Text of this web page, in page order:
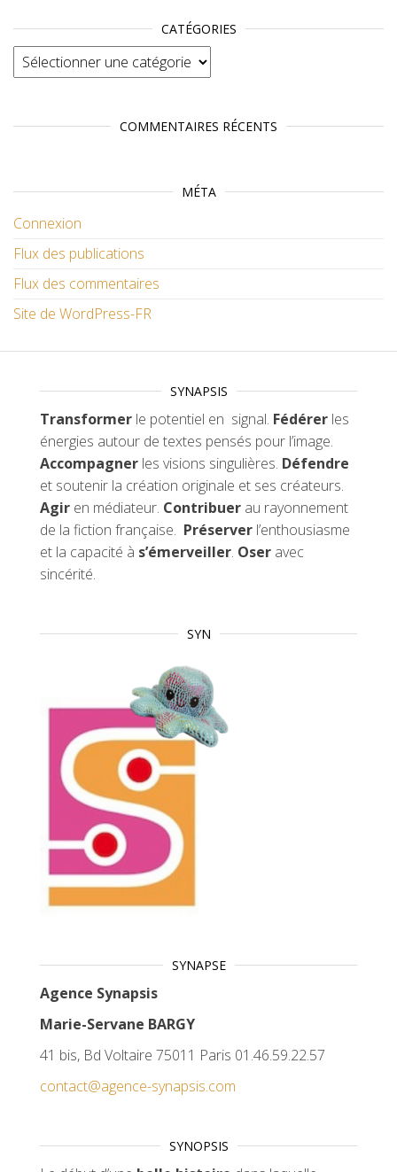
CATÉGORIES
Catégories
COMMENTAIRES RÉCENTS
MÉTA
Connexion
Flux des publications
Flux des commentaires
Site de WordPress-FR
SYNAPSIS
Transformer le potentiel en signal. Fédérer les
énergies autour de textes pensés pour l’image.
Accompagner les visions singulières. Défendre
et soutenir la création originale et ses créateurs.
Agir en médiateur. Contribuer au rayonnement
de la fiction française. Préserver l’enthousiasme
et la capacité à s’émerveiller. Oser avec
sincérité.
SYN
SYNAPSE
Agence Synapsis
Marie-Servane BARGY
41 bis, Bd Voltaire 75011 Paris 01.46.59.22.57
contact@agence-synapsis.com
SYNOPSIS